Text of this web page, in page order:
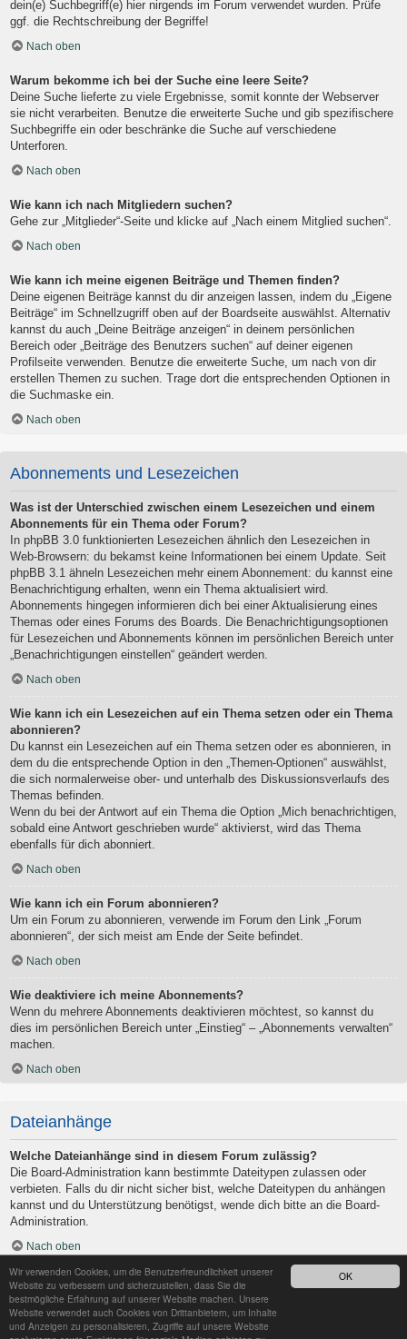
OK
Wir verwenden Cookies, um die Benutzerfreundlichkeit unserer
Website zu verbessern und sicherzustellen, dass Sie die
bestmögliche Erfahrung auf unserer Website machen. Unsere
Website verwendet auch Cookies von Drittanbietern, um Inhalte
und Anzeigen zu personalisieren, Zugriffe auf unsere Website
dein(e) Suchbegriff(e) hier nirgends im Forum verwendet wurden. Prüfe
ggf. die Rechtschreibung der Begriffe!
Nach oben
Warum bekomme ich bei der Suche eine leere Seite?
Deine Suche lieferte zu viele Ergebnisse, somit konnte der Webserver
sie nicht verarbeiten. Benutze die erweiterte Suche und gib spezifischere
Suchbegriffe ein oder beschränke die Suche auf verschiedene
Unterforen.
Nach oben
Wie kann ich nach Mitgliedern suchen?
Gehe zur „Mitglieder“-Seite und klicke auf „Nach einem Mitglied suchen“.
Nach oben
Wie kann ich meine eigenen Beiträge und Themen finden?
Deine eigenen Beiträge kannst du dir anzeigen lassen, indem du „Eigene
Beiträge“ im Schnellzugriff oben auf der Boardseite auswählst. Alternativ
kannst du auch „Deine Beiträge anzeigen“ in deinem persönlichen
Bereich oder „Beiträge des Benutzers suchen“ auf deiner eigenen
Profilseite verwenden. Benutze die erweiterte Suche, um nach von dir
erstellen Themen zu suchen. Trage dort die entsprechenden Optionen in
die Suchmaske ein.
Nach oben
Abonnements und Lesezeichen
Was ist der Unterschied zwischen einem Lesezeichen und einem
Abonnements für ein Thema oder Forum?
In phpBB 3.0 funktionierten Lesezeichen ähnlich den Lesezeichen in
Web-Browsern: du bekamst keine Informationen bei einem Update. Seit
phpBB 3.1 ähneln Lesezeichen mehr einem Abonnement: du kannst eine
Benachrichtigung erhalten, wenn ein Thema aktualisiert wird.
Abonnements hingegen informieren dich bei einer Aktualisierung eines
Themas oder eines Forums des Boards. Die Benachrichtigungsoptionen
für Lesezeichen und Abonnements können im persönlichen Bereich unter
„Benachrichtigungen einstellen“ geändert werden.
Nach oben
Wie kann ich ein Lesezeichen auf ein Thema setzen oder ein Thema
abonnieren?
Du kannst ein Lesezeichen auf ein Thema setzen oder es abonnieren, in
dem du die entsprechende Option in den „Themen-Optionen“ auswählst,
die sich normalerweise ober- und unterhalb des Diskussionsverlaufs des
Themas befinden.
Wenn du bei der Antwort auf ein Thema die Option „Mich benachrichtigen,
sobald eine Antwort geschrieben wurde“ aktivierst, wird das Thema
ebenfalls für dich abonniert.
Nach oben
Wie kann ich ein Forum abonnieren?
Um ein Forum zu abonnieren, verwende im Forum den Link „Forum
abonnieren“, der sich meist am Ende der Seite befindet.
Nach oben
Wie deaktiviere ich meine Abonnements?
Wenn du mehrere Abonnements deaktivieren möchtest, so kannst du
dies im persönlichen Bereich unter „Einstieg“ – „Abonnements verwalten“
machen.
Nach oben
Dateianhänge
Welche Dateianhänge sind in diesem Forum zulässig?
Die Board-Administration kann bestimmte Dateitypen zulassen oder
verbieten. Falls du dir nicht sicher bist, welche Dateitypen du anhängen
kannst und du Unterstützung benötigst, wende dich bitte an die Board-
Administration.
Nach oben
Kann ich eine Übersicht all meiner Dateianhänge erhalten?
Um eine Liste all deiner Dateianhänge zu erhalten, gehe in den
persönlichen Bereich. Dort findest du unter „Einstieg“ einen Punkt
„Dateianhänge verwalten“, über den du eine Liste deiner Dateianhänge